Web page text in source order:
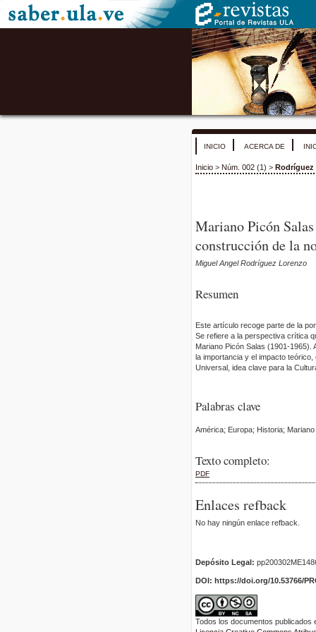
INICIO ACERCA DE
Inicio > Núm. 002 (1) > Rodríguez
Mariano Picón
construcción de la
Miguel Angel Rodríguez Lorenzo
Resumen
Este artículo recoge parte de la
Se refiere a la perspectiva crítica
Mariano Picón Salas (1901-
la importancia y el impacto
Universal, idea clave para la
Palabras clave
América; Europa; Historia;
Texto completo:
PDF
Enlaces refback
No hay ningún enlace refback.
Depósito Legal:
DOI: https://doi.org/10.53766/
Todos los documentos publicados